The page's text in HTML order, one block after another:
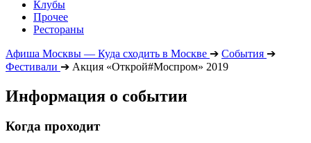
Клубы
Прочее
Рестораны
Афиша Москвы — Куда сходить в Москве ➔ События ➔
Фестивали ➔ Акция «Открой#Моспром» 2019
Информация о событии
Когда проходит